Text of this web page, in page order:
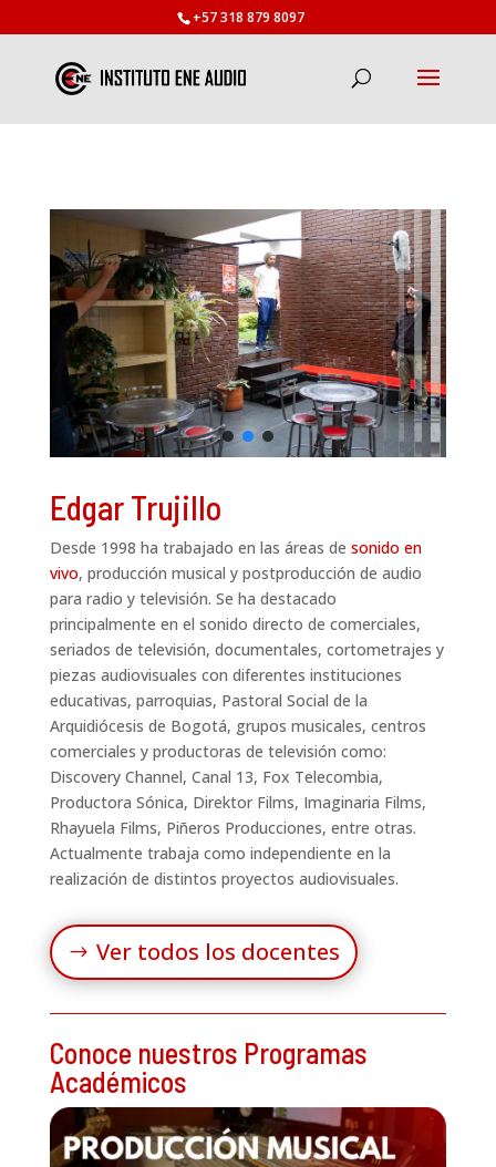
+57 318 879 8097
Edgar Trujillo
Desde 1998 ha trabajado en las áreas de sonido en
vivo, producción musical y postproducción de audio
para radio y televisión. Se ha destacado
principalmente en el sonido directo de comerciales,
seriados de televisión, documentales, cortometrajes y
piezas audiovisuales con diferentes instituciones
educativas, parroquias, Pastoral Social de la
Arquidiócesis de Bogotá, grupos musicales, centros
comerciales y productoras de televisión como:
Discovery Channel, Canal 13, Fox Telecombia,
Productora Sónica, Direktor Films, Imaginaria Films,
Rhayuela Films, Piñeros Producciones, entre otras.
Actualmente trabaja como independiente en la
realización de distintos proyectos audiovisuales.
Ver todos los docentes
Conoce nuestros Programas
Académicos